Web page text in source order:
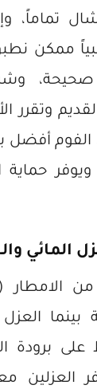
تماماً،
ممكن
وتقرر
الفوم أفضل
حماية
المائي
الامطار
بينما
على برودة
العزلين